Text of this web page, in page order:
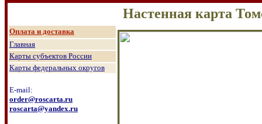
Настенная карта
Оплата и доставка
Главная
Карты субъектов России
Карты федеральных округов
E-mail:
order@roscarta.ru
roscarta@yandex.ru